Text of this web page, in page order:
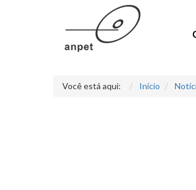
Você está aqui: Início